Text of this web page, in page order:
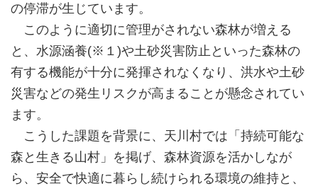
の停滞が生じています。
このように適切に管理がされない森林が増える
と、水源涵養(※１)や土砂災害防止といった森林の
有する機能が十分に発揮されなくなり、洪水や土砂
災害などの発生リスクが高まることが懸念されてい
ます。
こうした課題を背景に、天川村では「持続可能な
森と生きる山村」を掲げ、森林資源を活かしなが
ら、安全で快適に暮らし続けられる環境の維持と、